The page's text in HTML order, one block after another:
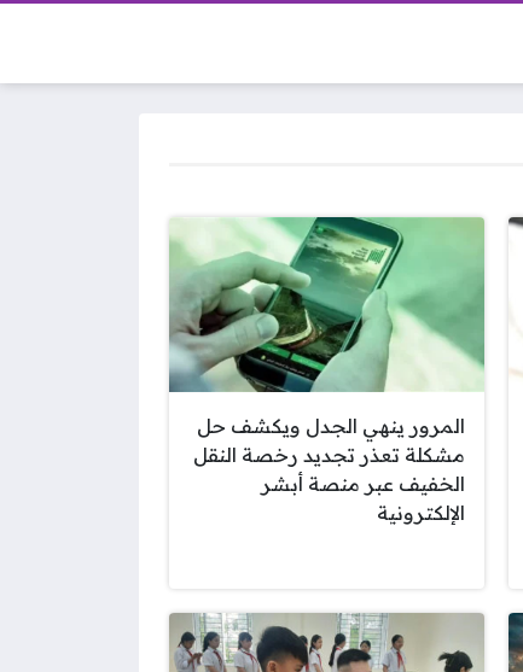
المرور ينهي الجدل ويكشف حل
مشكلة تعذر تجديد رخصة النقل
الخفيف عبر منصة أبشر
الإلكترونية